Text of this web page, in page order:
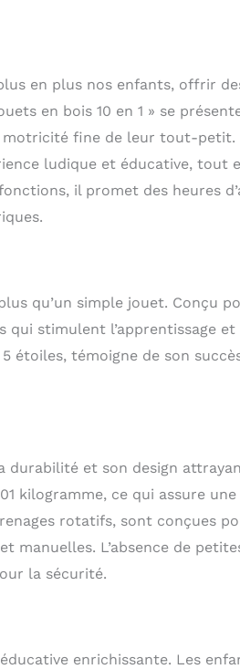
en plus nos enfants, offrir
en bois 10 en 1 » se
motricité fine de leur tout-petit.
ludique et éducative, tout
il promet des heures
qu’un simple jouet. Conçu
stimulent l’apprentissage
étoiles, témoigne de son
durabilité et son design
kilogramme, ce qui assure
rotatifs, sont conçues
L’absence de
la sécurité.
enrichissante. Les